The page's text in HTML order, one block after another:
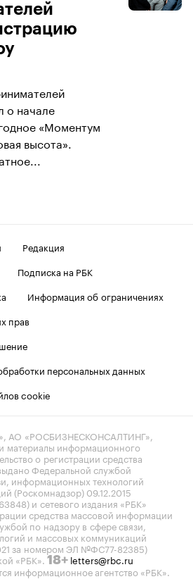
о начале
«Моментум
высота».
Редакция
Подписка на РБК
Информация об ограничениях
прав
персональных данных
cookie
АО «РОСБИЗНЕСКОНСАЛТИНГ»,
материалы информационного
о регистрации средства
Федеральной службой
информационных технологий
(Роскомнадзор) 09.12.2015
и сетевого издания «РБК»
средства массовой информации
по надзору в сфере связи,
и массовых коммуникаций
за номером ЭЛ №ФС77-82385)
«РБК». 18+ letters@rbc.ru
информационное агентство «РБК».